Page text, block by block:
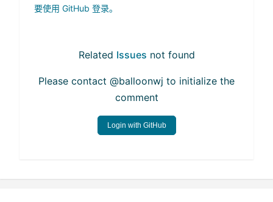
要使用 GitHub 登录。
Related Issues not found
Please contact @balloonwj to initialize the
comment
Login with GitHub